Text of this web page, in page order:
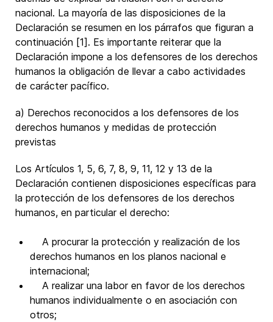
nacional. La mayoría de las disposiciones de la
Declaración se resumen en los párrafos que figuran a
continuación [1]. Es importante reiterar que la
Declaración impone a los defensores de los derechos
humanos la obligación de llevar a cabo actividades
de carácter pacífico.
a) Derechos reconocidos a los defensores de los
derechos humanos y medidas de protección
previstas
Los Artículos 1, 5, 6, 7, 8, 9, 11, 12 y 13 de la
Declaración contienen disposiciones específicas para
la protección de los defensores de los derechos
humanos, en particular el derecho:
A procurar la protección y realización de los
derechos humanos en los planos nacional e
internacional;
A realizar una labor en favor de los derechos
humanos individualmente o en asociación con
otros;